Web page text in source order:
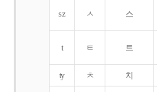
sz ㅅ 스
t ㅌ 트
ty ㅊ 치